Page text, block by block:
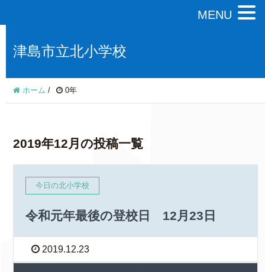
津島市立北小学校
ホーム / 0年
2019年12月の投稿一覧
今日の北小学校
令和元年最後の登校日 12月23日
2019.12.23
MENU